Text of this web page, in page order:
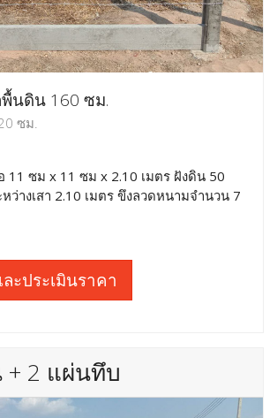
นดิน 160 ซม.
ซม.
11 ซม x 11 ซม x 2.10 เมตร ฝังดิน 50
ว่างเสา 2.10 เมตร ขึงลวดหนามจำนวน 7
ะประเมินราคา
+ 2 แผ่นทึบ